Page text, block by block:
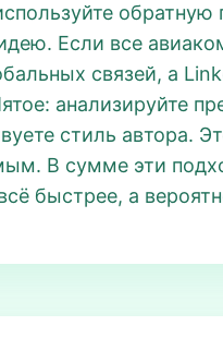
Если все
связей, а
анализируйте
стиль автора.
В сумме эти
быстрее, а